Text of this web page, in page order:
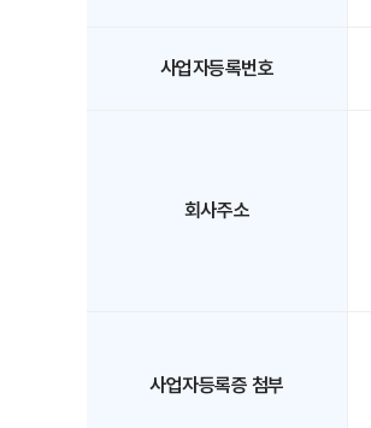
사업자등록번호
회사주소
사업자등록증 첨부